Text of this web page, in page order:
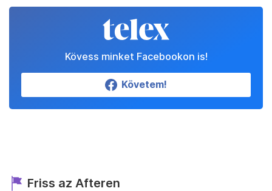
Kövess minket Facebookon is!
Követem!
Friss az Afteren